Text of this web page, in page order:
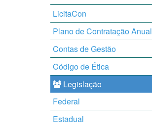
LicitaCon
Plano de Contratação Anual
Contas de Gestão
Código de Ética
Legislação
Federal
Estadual